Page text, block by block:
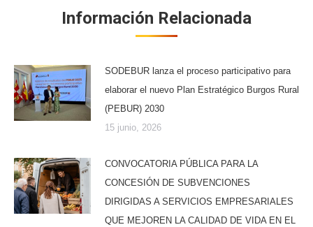
Información Relacionada
SODEBUR lanza el proceso participativo para
elaborar el nuevo Plan Estratégico Burgos Rural
(PEBUR) 2030
15 junio, 2026
CONVOCATORIA PÚBLICA PARA LA
CONCESIÓN DE SUBVENCIONES
DIRIGIDAS A SERVICIOS EMPRESARIALES
QUE MEJOREN LA CALIDAD DE VIDA EN EL